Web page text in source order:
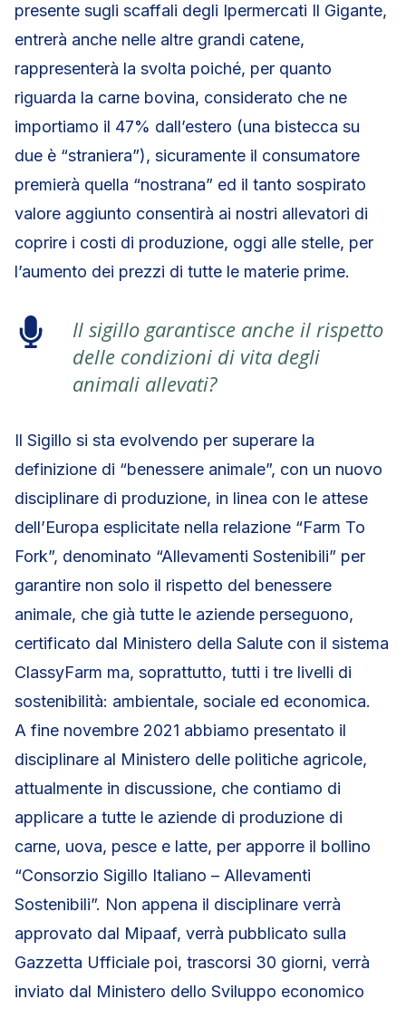
presente sugli scaffali degli Ipermercati Il Gigante,
entrerà anche nelle altre grandi catene,
rappresenterà la svolta poiché, per quanto
riguarda la carne bovina, considerato che ne
importiamo il 47% dall’estero (una bistecca su
due è “straniera”), sicuramente il consumatore
premierà quella “nostrana” ed il tanto sospirato
valore aggiunto consentirà ai nostri allevatori di
coprire i costi di produzione, oggi alle stelle, per
l’aumento dei prezzi di tutte le materie prime.
Il sigillo garantisce anche il rispetto
delle condizioni di vita degli
animali allevati?
Il Sigillo si sta evolvendo per superare la
definizione di “benessere animale”, con un nuovo
disciplinare di produzione, in linea con le attese
dell’Europa esplicitate nella relazione “Farm To
Fork”, denominato “Allevamenti Sostenibili” per
garantire non solo il rispetto del benessere
animale, che già tutte le aziende perseguono,
certificato dal Ministero della Salute con il sistema
ClassyFarm ma, soprattutto, tutti i tre livelli di
sostenibilità: ambientale, sociale ed economica.
A fine novembre 2021 abbiamo presentato il
disciplinare al Ministero delle politiche agricole,
attualmente in discussione, che contiamo di
applicare a tutte le aziende di produzione di
carne, uova, pesce e latte, per apporre il bollino
“Consorzio Sigillo Italiano – Allevamenti
Sostenibili”. Non appena il disciplinare verrà
approvato dal Mipaaf, verrà pubblicato sulla
Gazzetta Ufficiale poi, trascorsi 30 giorni, verrà
inviato dal Ministero dello Sviluppo economico